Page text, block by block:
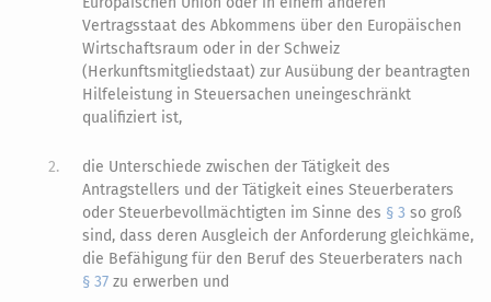
Vertragsstaat des Abkommens über den Europäischen
Wirtschaftsraum oder in der Schweiz
(Herkunftsmitgliedstaat) zur Ausübung der beantragten
Hilfeleistung in Steuersachen uneingeschränkt
qualifiziert ist,
2.
die Unterschiede zwischen der Tätigkeit des
Antragstellers und der Tätigkeit eines Steuerberaters
oder Steuerbevollmächtigten im Sinne des § 3 so groß
sind, dass deren Ausgleich der Anforderung gleichkäme,
die Befähigung für den Beruf des Steuerberaters nach
§ 37 zu erwerben und